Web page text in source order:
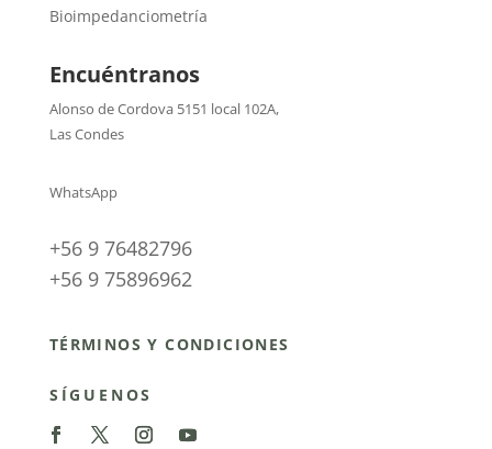
Bioimpedanciometría
Encuéntranos
Alonso de Cordova 5151 local 102A,
Las Condes
WhatsApp
+56 9 76482796
+56 9 75896962
TÉRMINOS Y CONDICIONES
SÍGUENOS